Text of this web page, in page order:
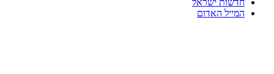
חדשות ישראל
המייל האדום